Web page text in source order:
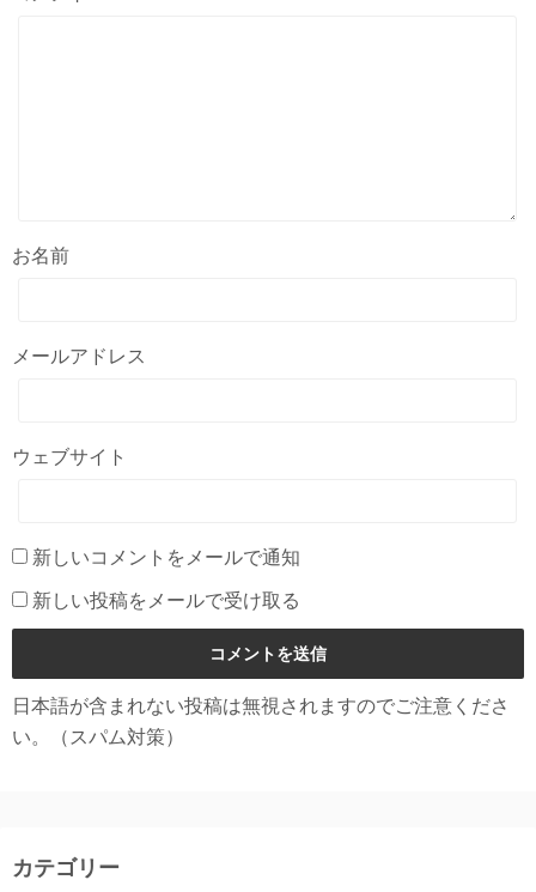
お名前
メールアドレス
ウェブサイト
新しいコメントをメールで通知
新しい投稿をメールで受け取る
日本語が含まれない投稿は無視されますのでご注意くださ
い。（スパム対策）
カテゴリー